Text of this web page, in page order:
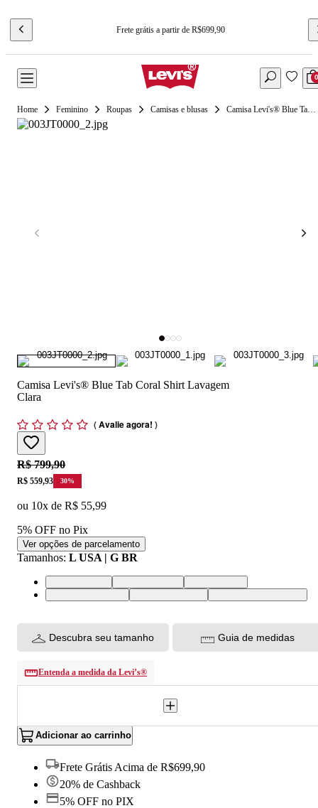
Frete grátis a partir de R$699,90
0
Feminino Roupas Camisas e blusas Camisa Levi's® Blue Tab Coral Shirt Lavagem Clara
Camisa Levi's® Blue Tab Coral Shirt Lavagem
Clara
(Avalie agora! )
Original price:
R$ 799,90
Price:
R$ 559,93 30%
ou 10x de R$ 55,99
5% OFF no Pix
Ver opções de parcelamento
Tamanhos: L USA | G BR
L USA | G BRM USA | M BRS USA | P BR
XL USA | GG BRXS USA | PP BRXXL USA | EGG BR
Descubra seu tamanho Guia de medidas
Entenda a medida da Levi’s®
Adicionar ao carrinho
Frete Grátis Acima de R$699,90
20% de Cashback
5% OFF no PIX